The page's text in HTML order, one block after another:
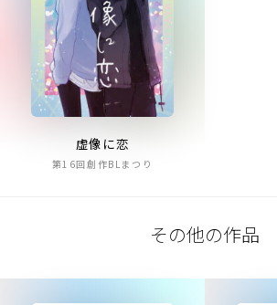
虚像に恋
第16回創作BLまつり
その他の作品